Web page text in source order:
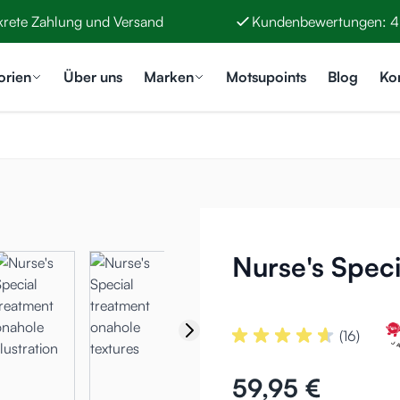
Zahlung und Versand Kundenbewertungen:
Über uns Marken Motsupoints Blog
Nurse's
(16)
59,95 €